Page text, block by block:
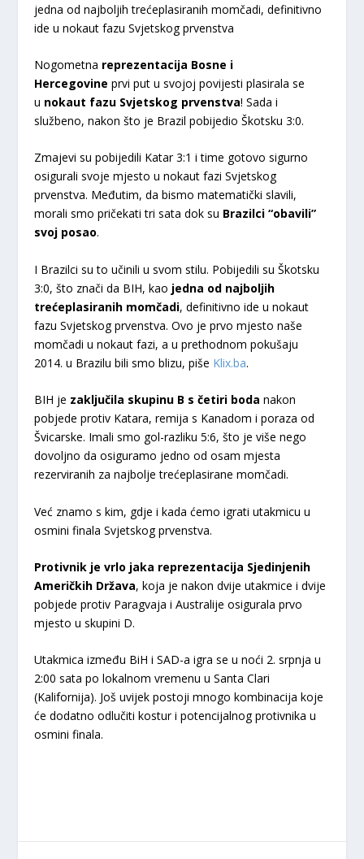
jedna od najboljih trećeplasiranih momčadi, definitivno
ide u nokaut fazu Svjetskog prvenstva
Nogometna reprezentacija Bosne i
Hercegovine prvi put u svojoj povijesti plasirala se
u nokaut fazu Svjetskog prvenstva! Sada i
službeno, nakon što je Brazil pobijedio Škotsku 3:0.
Zmajevi su pobijedili Katar 3:1 i time gotovo sigurno
osigurali svoje mjesto u nokaut fazi Svjetskog
prvenstva. Međutim, da bismo matematički slavili,
morali smo pričekati tri sata dok su Brazilci “obavili”
svoj posao.
I Brazilci su to učinili u svom stilu. Pobijedili su Škotsku
3:0, što znači da BIH, kao jedna od najboljih
trećeplasiranih momčadi, definitivno ide u nokaut
fazu Svjetskog prvenstva. Ovo je prvo mjesto naše
momčadi u nokaut fazi, a u prethodnom pokušaju
2014. u Brazilu bili smo blizu, piše Klix.ba.
BIH je zaključila skupinu B s četiri boda nakon
pobjede protiv Katara, remija s Kanadom i poraza od
Švicarske. Imali smo gol-razliku 5:6, što je više nego
dovoljno da osiguramo jedno od osam mjesta
rezerviranih za najbolje trećeplasirane momčadi.
Već znamo s kim, gdje i kada ćemo igrati utakmicu u
osmini finala Svjetskog prvenstva.
Protivnik je vrlo jaka reprezentacija Sjedinjenih
Američkih Država, koja je nakon dvije utakmice i dvije
pobjede protiv Paragvaja i Australije osigurala prvo
mjesto u skupini D.
Utakmica između BiH i SAD-a igra se u noći 2. srpnja u
2:00 sata po lokalnom vremenu u Santa Clari
(Kalifornija). Još uvijek postoji mnogo kombinacija koje
će dodatno odlučiti kostur i potencijalnog protivnika u
osmini finala.